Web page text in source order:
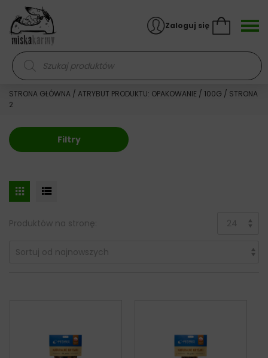
Skocz do treści
Wyszukiwarka produktów
Zaloguj się
STRONA GŁÓWNA / ATRYBUT PRODUKTU: OPAKOWANIE / 100G / STRONA
2
Filtry
Produktów na stronę: